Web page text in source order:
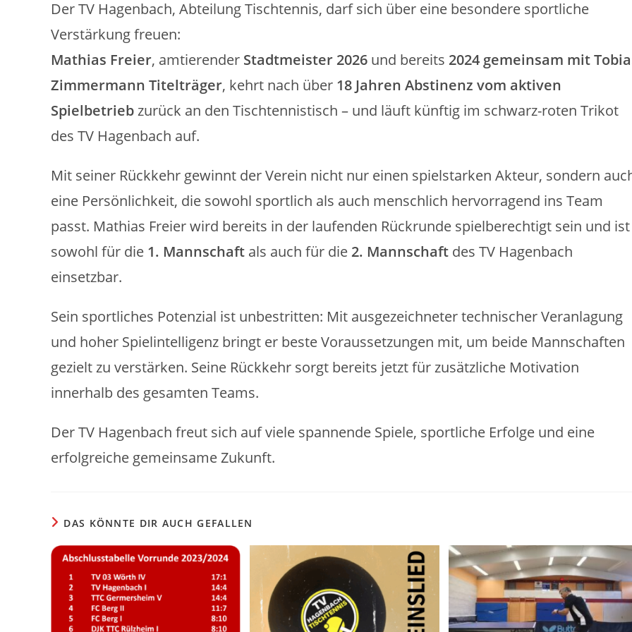
Der TV Hagenbach, Abteilung Tischtennis, darf sich über eine besondere sportliche
Verstärkung freuen:
Mathias Freier, amtierender Stadtmeister 2026 und bereits 2024 gemeinsam mit
Zimmermann Titelträger, kehrt nach über 18 Jahren Abstinenz vom aktiven
Spielbetriebzurück an den Tischtennistisch – und läuft künftig im schwarz-roten Trikot
des TV Hagenbach auf.
Mit seiner Rückkehr gewinnt der Verein nicht nur einen spielstarken Akteur, sondern
eine Persönlichkeit, die sowohl sportlich als auch menschlich hervorragend ins Team
passt. Mathias Freier wird bereits in der laufenden Rückrunde spielberechtigt sein und ist
sowohl für die 1. Mannschaft als auch für die 2. Mannschaft des TV Hagenbach
einsetzbar.
Sein sportliches Potenzial ist unbestritten: Mit ausgezeichneter technischer Veranlagung
und hoher Spielintelligenz bringt er beste Voraussetzungen mit, um beide Mannschaften
gezielt zu verstärken. Seine Rückkehr sorgt bereits jetzt für zusätzliche Motivation
innerhalb des gesamten Teams.
Der TV Hagenbach freut sich auf viele spannende Spiele, sportliche Erfolge und eine
erfolgreiche gemeinsame Zukunft.
DAS KÖNNTE DIR AUCH GEFALLEN